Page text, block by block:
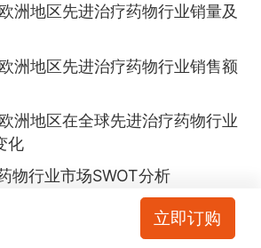
洲地区先进治疗药物行业销量及
洲地区先进治疗药物行业销售额
洲地区在全球先进治疗药物行业
化
物行业市场SWOT分析
洲地区主要国家先进治疗药物销
立即订购